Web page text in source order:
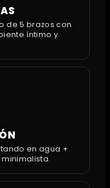
de 5 brazos con
íntimo y
en agua +